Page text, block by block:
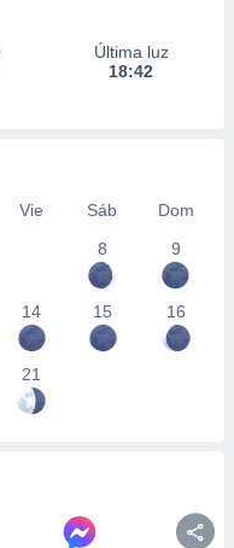
Última luz
18:42
Vie Sáb
Dom
8
9
14 15 16
21